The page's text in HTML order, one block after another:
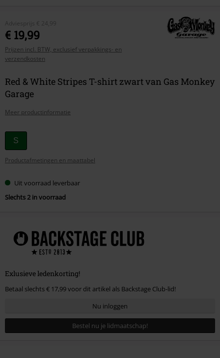
Adviesprijs € 24,99
€ 19,99
Prijzen incl. BTW, exclusief verpakkings- en
verzendkosten
Red & White Stripes T-shirt zwart van Gas Monkey
Garage
Meer productinformatie
Kies
je
maat
S
Productafmetingen en maattabel
Uit voorraad leverbaar
Slechts 2 in voorraad
Exlusieve ledenkorting!
Betaal slechts € 17,99 voor dit artikel als Backstage Club-lid!
Nu inloggen
Bestel nu je lidmaatschap!